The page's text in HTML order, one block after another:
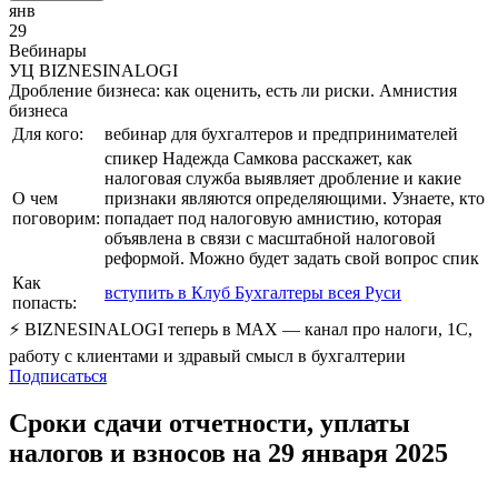
янв
29
Вебинары
УЦ BIZNESINALOGI
Дробление бизнеса: как оценить, есть ли риски. Амнистия
бизнеса
Для кого:
вебинар для бухгалтеров и предпринимателей
О чем
поговорим:
спикер Надежда Самкова расскажет, как
налоговая служба выявляет дробление и какие
признаки являются определяющими. Узнаете, кто
попадает под налоговую амнистию, которая
объявлена в связи с масштабной налоговой
реформой. Можно будет задать свой вопрос спик
Как
попасть:
вступить в Клуб Бухгалтеры всея Руси
⚡ BIZNESINALOGI теперь в MAX — канал про налоги, 1С,
работу с клиентами и здравый смысл в бухгалтерии
Подписаться
Сроки сдачи отчетности, уплаты
налогов и взносов на 29 января 2025